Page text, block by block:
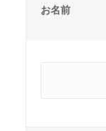
お名前